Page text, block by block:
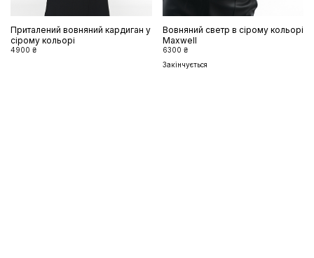
Приталений вовняний кардиган у
сірому кольорі
4900 ₴
Вовняний светр в сірому кольорі
Maxwell
6300 ₴
Закінчується